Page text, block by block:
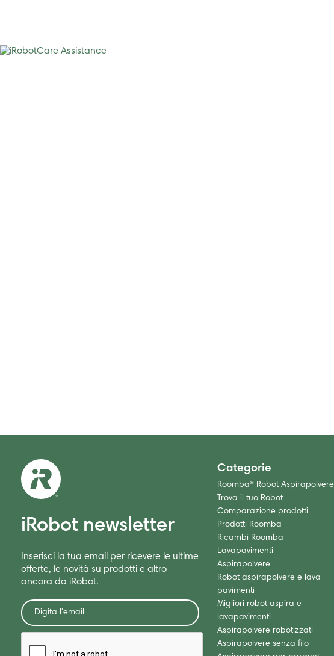
iRobot newsletter
Inserisci la tua email per ricevere le ultime
offerte, le novità su prodotti e altro
ancora da iRobot.
Categorie
Roomba® Robot Aspirapolvere
Trova il tuo Robot
Comparazione prodotti
Prodotti Roomba
Ricambi Roomba
Lavapavimenti
Aspirapolvere
Robot aspirapolvere e lava
pavimenti
Migliori robot aspira e
lavapavimenti
Aspirapolvere robotizzati
Aspirapolvere senza filo